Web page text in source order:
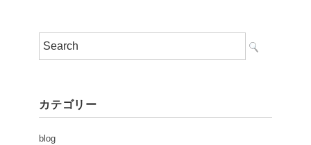
カテゴリー
blog